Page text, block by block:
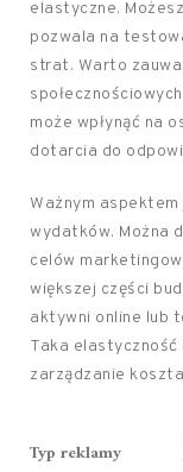
elastyczne.
pozwala na
strat. Warto
może wpłynąć na
dotarcia do
Ważnym
wydatków. Można
celów
większej części
aktywni online lub
Taka
zarządzanie
Typ reklamy